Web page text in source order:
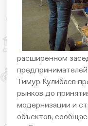
расширенном
Тимур Кулибаев
рынков до
модернизации и
объектов,